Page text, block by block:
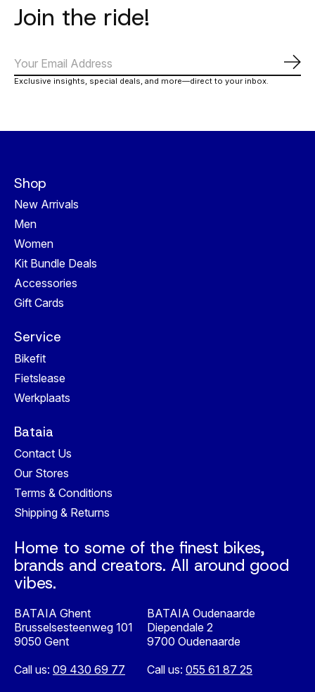
Join the ride!
Exclusive insights, special deals, and more—direct to your inbox.
Shop
New Arrivals
Men
Women
Kit Bundle Deals
Accessories
Gift Cards
Service
Bikefit
Fietslease
Werkplaats
Bataia
Contact Us
Our Stores
Terms & Conditions
Shipping & Returns
Home to some of the finest bikes,
brands and creators. All around good
vibes.
BATAIA Ghent
Brusselsesteenweg 101
9050 Gent
Call us: 09 430 69 77
BATAIA Oudenaarde
Diependale 2
9700 Oudenaarde
Call us: 055 61 87 25
Nederlands